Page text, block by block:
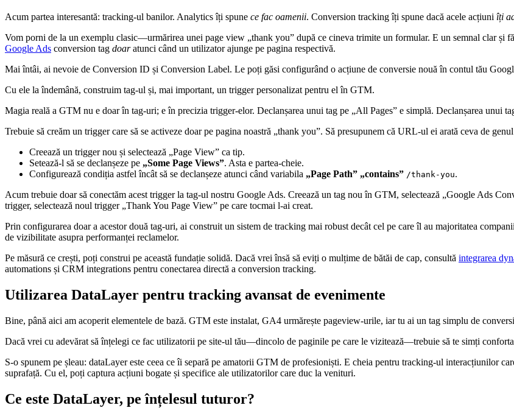
Acum partea interesantă: tracking-ul banilor. Analytics îți spune ce fac oamenii. Conversion tracking îți spune dacă acele acțiuni îți
Vom porni de la un exemplu clasic—urmărirea unei page view „thank you” după ce cineva trimite un formular. E un semnal clar și
Google Ads conversion tag doaratunci când un utilizator ajunge pe pagina respectivă.
Mai întâi, ai nevoie de Conversion ID și Conversion Label. Le poți găsi configurând o acțiune de conversie nouă în contul tău
Cu ele la îndemână, construim tag-ul și, mai important, un trigger personalizat pentru el în GTM.
Magia reală a GTM nu e doar în tag-uri; e în precizia trigger-elor. Declanșarea unui tag pe „All Pages” e simplă. Declanșarea unui
Trebuie să creăm un trigger care să se activeze doar pe pagina noastră „thank you”. Să presupunem că URL-ul ei arată ceva de genul
Creează un trigger nou și selectează „Page View” ca tip.
Setează-l să se declanșeze pe „Some Page Views”. Asta e partea-cheie.
Configurează condiția astfel încât să se declanșeze atunci când variabila „Page Path” „contains” /thank-you.
Acum trebuie doar să conectăm acest trigger la tag-ul nostru Google Ads. Creează un tag nou în GTM, selectează „Google Ads
trigger, selectează noul trigger „Thank You Page View” pe care tocmai l-ai creat.
Prin configurarea doar a acestor două tag-uri, ai construit un sistem de tracking mai robust decât cel pe care îl au majoritatea
de vizibilitate asupra performanței reclamelor.
Pe măsură ce crești, poți construi pe această fundație solidă. Dacă vrei însă să eviți o mulțime de bătăi de cap, consultă integrarea
automations și CRM integrations pentru conectarea directă a conversion tracking.
Utilizarea DataLayer pentru tracking avansat de evenimente
Bine, până aici am acoperit elementele de bază. GTM este instalat, GA4 urmărește pageview-urile, iar tu ai un tag simplu de
Dacă vrei cu adevărat să înțelegi ce fac utilizatorii pe site-ul tău—dincolo de paginile pe care le vizitează—trebuie să te simți
S-o spunem pe șleau: dataLayer este ceea ce îi separă pe amatorii GTM de profesioniști. E cheia pentru tracking-ul interacțiunilor
suprafață. Cu el, poți captura acțiuni bogate și specifice ale utilizatorilor care duc la venituri.
Ce este DataLayer, pe înțelesul tuturor?